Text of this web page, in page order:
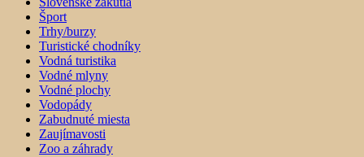
Šport
Trhy/burzy
Turistické chodníky
Vodná turistika
Vodné mlyny
Vodné plochy
Vodopády
Zabudnuté miesta
Zaujímavosti
Zoo a záhrady